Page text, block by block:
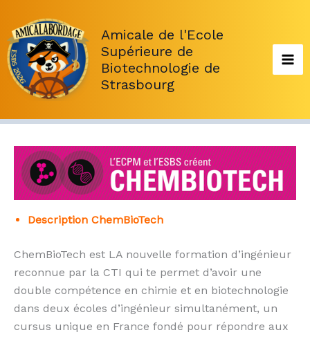
contenu
Amicale de l'Ecole
Supérieure de
Biotechnologie de
Strasbourg
Description ChemBioTech
ChemBioTech est LA nouvelle formation d’ingénieur
reconnue par la CTI qui te permet d’avoir une
double compétence en chimie et en biotechnologie
dans deux écoles d’ingénieur simultanément, un
cursus unique en France fondé pour répondre aux